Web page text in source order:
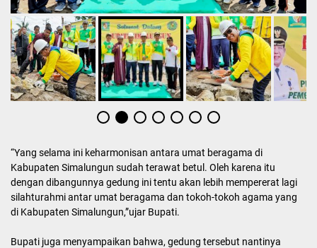
“Yang selama ini keharmonisan antara umat beragama di
Kabupaten Simalungun sudah terawat betul. Oleh karena itu
dengan dibangunnya gedung ini tentu akan lebih mempererat lagi
silahturahmi antar umat beragama dan tokoh-tokoh agama yang
di Kabupaten Simalungun,”ujar Bupati.
Bupati juga menyampaikan bahwa, gedung tersebut nantinya